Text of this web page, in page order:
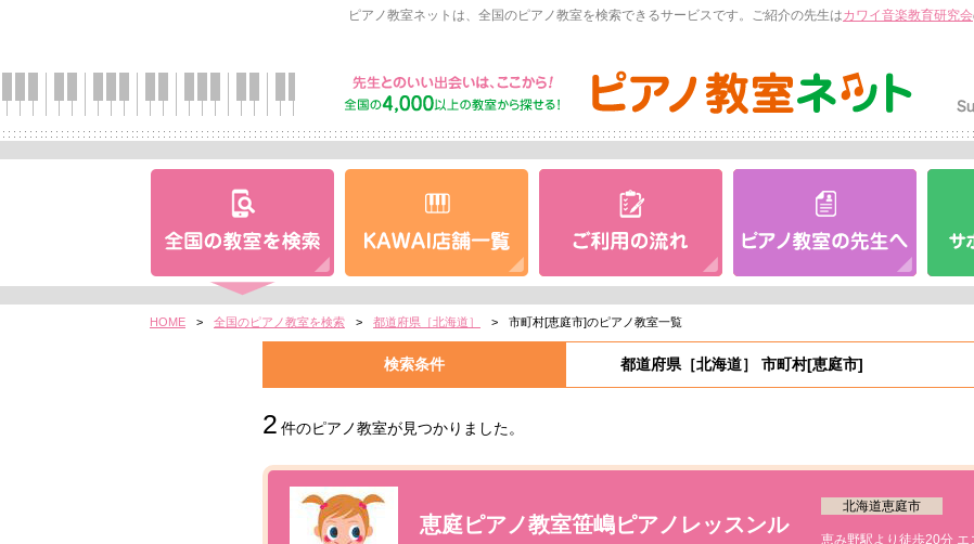
ピアノ教室ネットは、全国のピアノ教室を検索できるサービスです。ご紹介の先生はカワイ音楽教育研究会
HOME > 全国のピアノ教室を検索 > 都道府県［北海道］ > 市町村[恵庭市]のピアノ教室一覧
検索条件 都道府県［北海道］ 市町村[恵庭市]
2 件のピアノ教室が見つかりました。
恵庭ピアノ教室笹嶋ピアノレッスンル
北海道恵庭市